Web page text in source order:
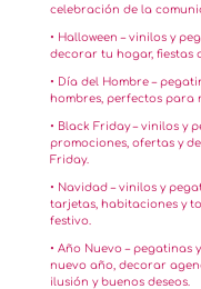
celebración de la
• Halloween – vinilos y
decorar tu hogar, fiestas
• Día del Hombre –
hombres, perfectos para
• Black Friday – vinilos y
promociones, ofertas y
Friday.
• Navidad – vinilos y
tarjetas, habitaciones y
festivo.
• Año Nuevo –
nuevo año, decorar
ilusión y buenos deseos.